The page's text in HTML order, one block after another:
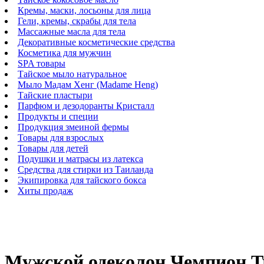
Кремы, маски, лосьоны для лица
Гели, кремы, скрабы для тела
Массажные масла для тела
Декоративные косметические средства
Косметика для мужчин
SPA товары
Тайское мыло натуральное
Мыло Мадам Хенг (Madame Heng)
Тайские пластыри
Парфюм и дезодоранты Кристалл
Продукты и специи
Продукция змеиной фермы
Товары для взрослых
Товары для детей
Подушки и матрасы из латекса
Средства для стирки из Таиланда
Экипировка для тайского бокса
Хиты продаж